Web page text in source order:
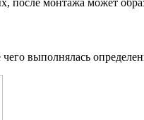
выполнялась